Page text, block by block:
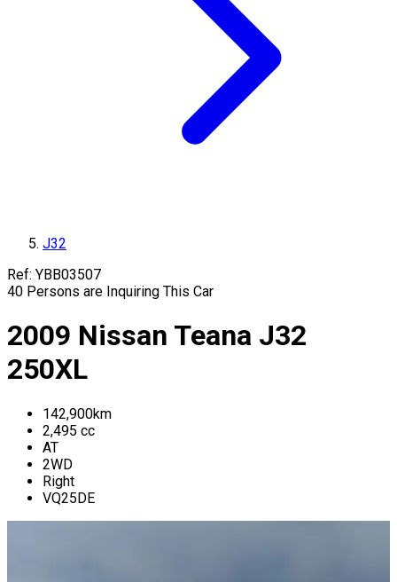
J32
Ref: YBB03507
40 Persons are Inquiring This Car
2009 Nissan Teana J32
250XL
142,900km
2,495 cc
AT
2WD
Right
VQ25DE